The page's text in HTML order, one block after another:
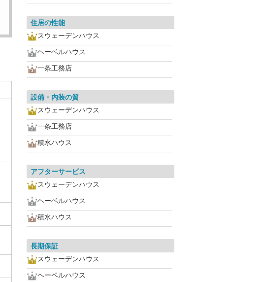
住居の性能
スウェーデンハウス
ヘーベルハウス
一条工務店
設備・内装の質
スウェーデンハウス
一条工務店
積水ハウス
アフターサービス
スウェーデンハウス
ヘーベルハウス
積水ハウス
長期保証
スウェーデンハウス
ヘーベルハウス